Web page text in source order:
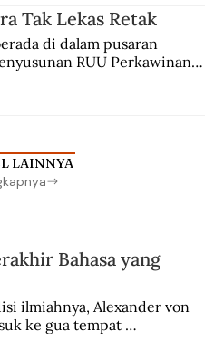
Tak Lekas Retak
di dalam pusaran
RUU Perkawinan.
LAINNYA
Bahasa yang
ilmiahnya, Alexander von
ke gua tempat